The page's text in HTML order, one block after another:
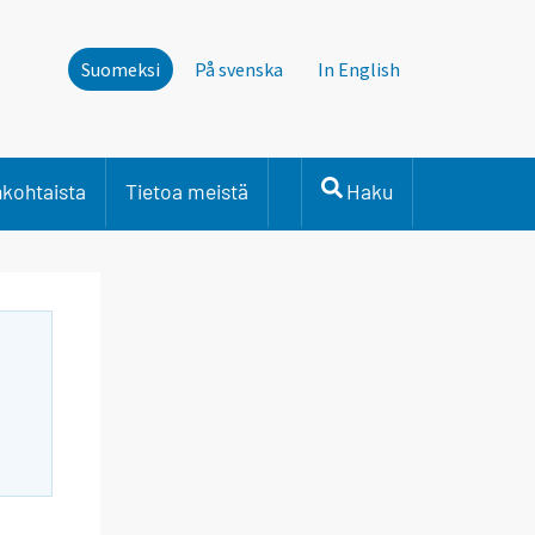
Suomeksi På svenska In English
Tietoa meistä Haku